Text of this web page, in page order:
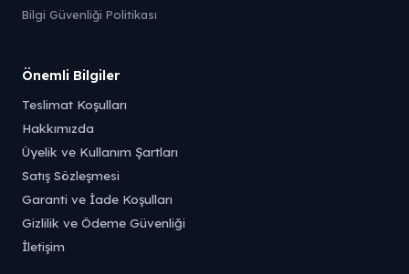
Bilgi Güvenliği Politikası
Önemli Bilgiler
Teslimat Koşulları
Hakkımızda
Üyelik ve Kullanım Şartları
Satış Sözleşmesi
Garanti ve İade Koşulları
Gizlilik ve Ödeme Güvenliği
İletişim